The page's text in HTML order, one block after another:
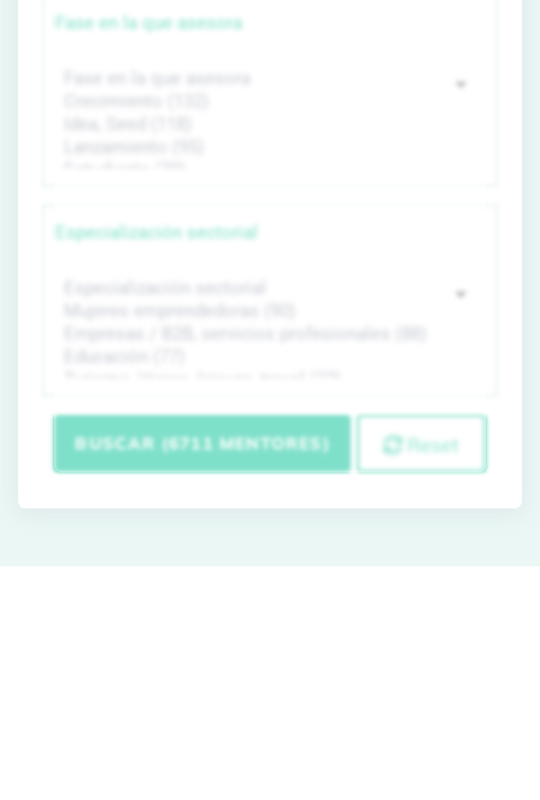
Fase en la que asesora
Especialización sectorial
BUSCAR (6711 MENTORES) Reset